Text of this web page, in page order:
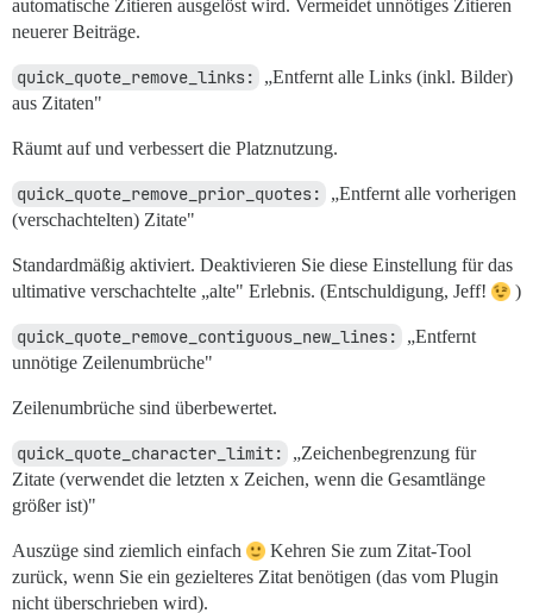
automatische Zitieren ausgelöst wird. Vermeidet unnötiges Zitieren
neuerer Beiträge.
quick_quote_remove_links:
„Entfernt alle Links (inkl. Bilder)
aus Zitaten"
Räumt auf und verbessert die Platznutzung.
quick_quote_remove_prior_quotes:
„Entfernt alle vorherigen
(verschachtelten) Zitate"
Standardmäßig aktiviert. Deaktivieren Sie diese Einstellung für das
ultimative verschachtelte „alte" Erlebnis. (Entschuldigung, Jeff!
)
quick_quote_remove_contiguous_new_lines:
„Entfernt
unnötige Zeilenumbrüche"
Zeilenumbrüche sind überbewertet.
quick_quote_character_limit:
„Zeichenbegrenzung für
Zitate (verwendet die letzten x Zeichen, wenn die Gesamtlänge
größer ist)"
Auszüge sind ziemlich einfach
Kehren Sie zum Zitat-Tool
zurück, wenn Sie ein gezielteres Zitat benötigen (das vom Plugin
nicht überschrieben wird).